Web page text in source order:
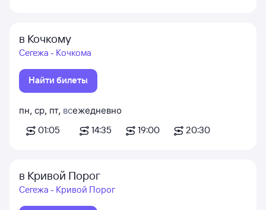
в Кочкому
Сегежа - Кочкома
Найти билеты
пн, ср, пт, вс
01:05
ежедневно
14:35
19:00 20:30
в Кривой Порог
Сегежа - Кривой Порог